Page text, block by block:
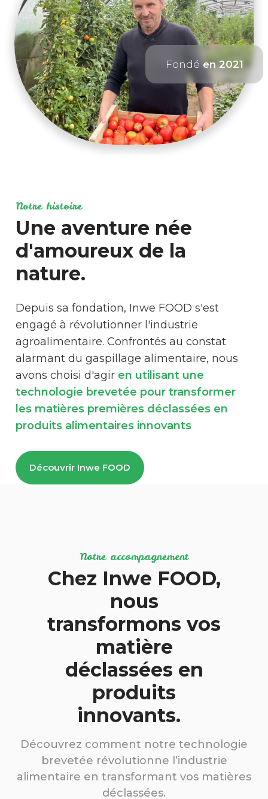
Fondé en 2021
Notre histoire
Une aventure née
d'amoureux de la
nature.
Depuis sa fondation, Inwe FOOD s'est
engagé à révolutionner l'industrie
agroalimentaire. Confrontés au constat
alarmant du gaspillage alimentaire, nous
avons choisi d'agir en utilisant une
technologie brevetée pour transformer
les matières premières déclassées en
produits alimentaires innovants
Découvrir Inwe FOOD
Notre accompagnement
Chez Inwe FOOD,
nous
transformons vos
matière
déclassées en
produits
innovants.
Découvrez comment notre technologie
brevetée révolutionne l’industrie
alimentaire en transformant vos matières
déclassées.